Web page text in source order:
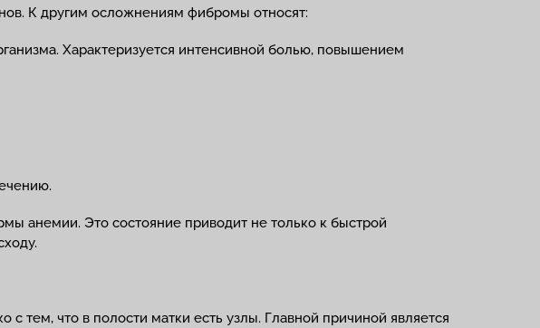
К другим осложнениям фибромы относят:
Характеризуется интенсивной болью, повышением
анемии. Это состояние приводит не только к быстрой
тем, что в полости матки есть узлы. Главной причиной является